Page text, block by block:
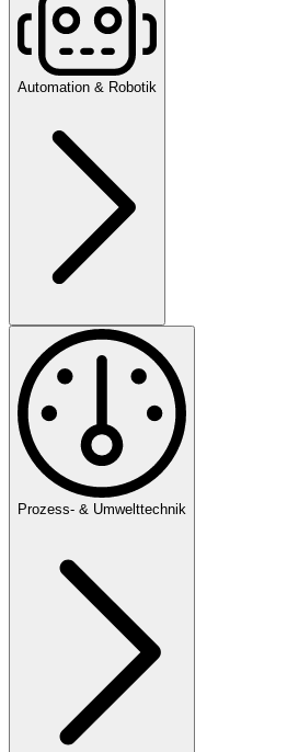
Automation & Robotik
Prozess- & Umwelttechnik